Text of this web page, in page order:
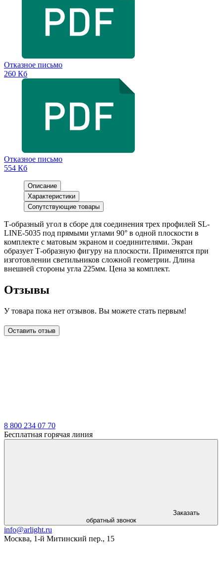
Отказное письмо
260 Кб
Отказное письмо
554 Кб
Описание
Характеристики
Сопутствующие товары
Т-образный угол в сборе для соединения трех профилей SL-
LINE-5035 под прямыми углами 90° в одной плоскости в
комплекте с матовым экраном и соединителями. Экран
образует Т-образную фигуру на плоскости. Применятся при
изготовлении светильников сложной геометрии. Длина
внешней стороны угла 225мм. Цена за комплект.
Отзывы
У товара пока нет отзывов. Вы можете стать первым!
Оставить отзыв
8 800 234 07 70
Бесплатная горячая линия
Заказать
обратный звонок
info@arlight.ru
Москва, 1-й Митинский пер., 15